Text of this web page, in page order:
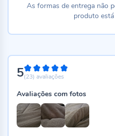
5100%
(23) avaliações
Avaliações com fotos
As formas de entrega não
produto